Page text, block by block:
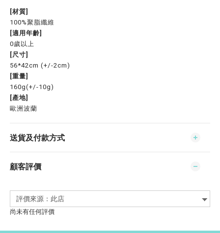
[材質]
100%聚脂纖維
[適用年齡]
0歲以上
[尺寸]
56*42cm (+/-2cm)
[重量]
160g(+/-10g)
[產地]
歐洲波蘭
送貨及付款方式
顧客評價
尚未有任何評價